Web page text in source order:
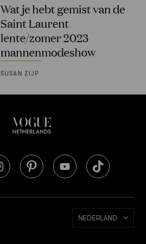
Wat je hebt gemist van de
Saint Laurent
lente/zomer 2023
mannenmodeshow
SUSAN ZIJP
NEDERLAND